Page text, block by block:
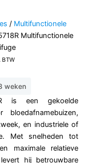
/ Multifunctionele
Multifunctionele
BTW
weken
is een gekoelde
bloedafnamebuizen,
en industriele of
Met snelheden tot
maximale relatieve
hij betrouwbare